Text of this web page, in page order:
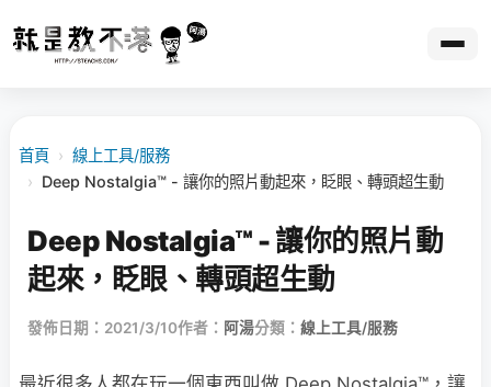
首頁 › 線上工具/服務
› Deep Nostalgia™ - 讓你的照片動起來，眨眼、轉頭超生動
Deep Nostalgia™ - 讓你的照片動
起來，眨眼、轉頭超生動
發佈日期：2021/3/10作者： 阿湯分類： 線上工具/服務